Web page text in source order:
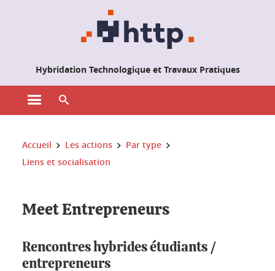
Hybridation Technologique et Travaux Pratiques
Ouvrir le menu principal
Vous êtes ici :
Accueil Les actions
Par type
Liens et socialisation
Meet Entrepreneurs
Rencontres hybrides étudiants /
entrepreneurs